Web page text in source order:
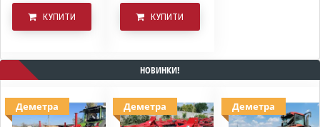
КУПИТИ КУПИТИ
НОВИНКИ!
Деметра Деметра Деметра